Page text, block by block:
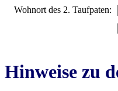
Wohnort des 2. Taufpaten:
Hinweise zu